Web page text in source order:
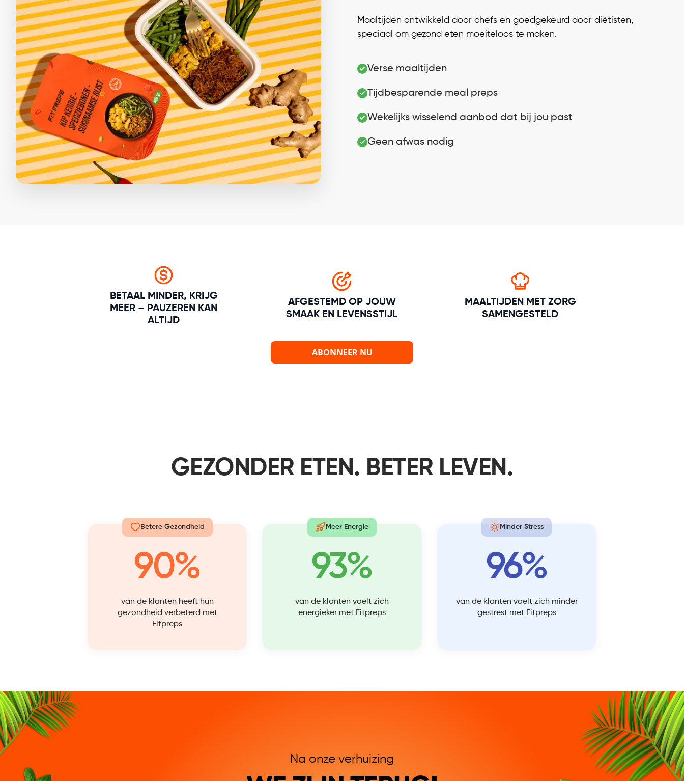
Maaltijden ontwikkeld door chefs en goedgekeurd door diëtisten,
speciaal om gezond eten moeiteloos te maken.
Verse maaltijden
Tijdbesparende meal preps
Wekelijks wisselend aanbod dat bij jou past
Geen afwas nodig
BETAAL MINDER, KRIJG
MEER – PAUZEREN KAN
ALTIJD
AFGESTEMD OP JOUW
SMAAK EN LEVENSSTIJL
MAALTIJDEN MET ZORG
SAMENGESTELD
ABONNEER NU
GEZONDER ETEN. BETER LEVEN.
Betere Gezondheid
90%
van de klanten heeft hun
gezondheid verbeterd met
Fitpreps
Meer Energie
93%
van de klanten voelt zich
energieker met Fitpreps
Minder Stress
96%
van de klanten voelt zich minder
gestrest met Fitpreps
Na onze verhuizing